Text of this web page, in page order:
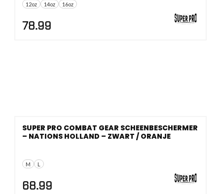
12oz 14oz 16oz
78.99
M L
SUPER PRO COMBAT GEAR SCHEENBESCHERMER
– NATIONS HOLLAND – ZWART / ORANJE
68.99